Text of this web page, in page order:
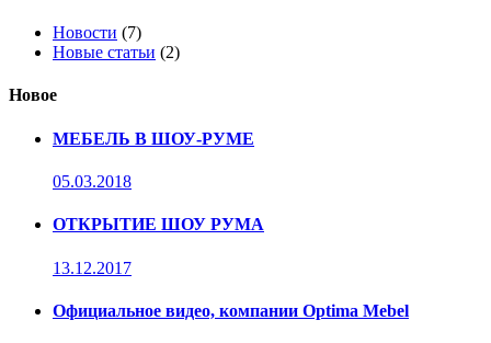
Новости (7)
Новые статьи (2)
Новое
МЕБЕЛЬ В ШОУ-РУМЕ
05.03.2018
ОТКРЫТИЕ ШОУ РУМА
13.12.2017
Официальное видео, компании Optima Mebel